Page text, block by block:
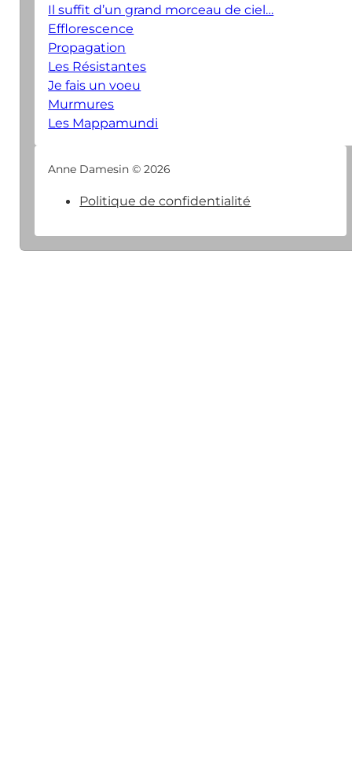
Il suffit d’un grand morceau de ciel…
Efflorescence
Propagation
Les Résistantes
Je fais un voeu
Murmures
Les Mappamundi
Anne Damesin © 2026
Politique de confidentialité